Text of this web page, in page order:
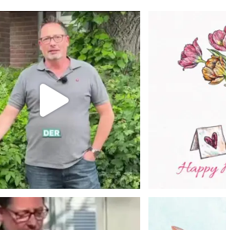
von Korschenbroich
hat die Beiträge...
Mai 12
Alles Gute
am Mittwoch, fanden die
alljährlichen...